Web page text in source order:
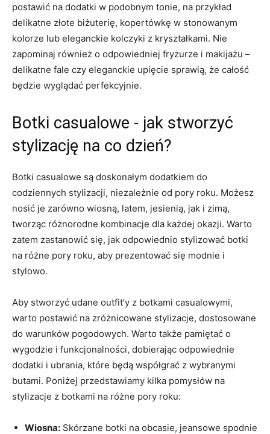
postawić na dodatki w podobnym tonie, na przykład
delikatne złote‌ biżuterię, kopertówkę w stonowanym
⁢kolorze lub eleganckie kolczyki‌ z kryształkami. Nie
zapominaj również o odpowiedniej fryzurze i makijażu –
delikatne fale czy eleganckie upięcie sprawią, że całość
będzie wyglądać perfekcyjnie.
Botki casualowe ⁢- jak ⁢stworzyć ​
stylizację na co⁢ dzień?
Botki casualowe są doskonałym dodatkiem do
codziennych stylizacji, niezależnie od pory roku. Możesz
nosić je⁢ zarówno wiosną, latem,⁢ jesienią, jak i zimą,
tworząc‍ różnorodne kombinacje dla ⁢każdej ⁣okazji. Warto
zatem zastanowić się, jak ⁣odpowiednio stylizować botki
na różne ⁢pory roku, aby prezentować się modnie i
stylowo.
Aby ‌stworzyć udane outfit’y z botkami casualowymi,
‌warto postawić na zróżnicowane stylizacje, dostosowane
do warunków pogodowych. Warto także pamiętać o
⁣wygodzie i funkcjonalności, dobierając odpowiednie
dodatki i ubrania, które ⁢będą współgrać z wybranymi‌
butami. Poniżej przedstawiamy kilka pomysłów na
stylizacje​ z botkami na⁣ różne pory roku:
Wiosna: Skórzane ‍botki na⁤ obcasie, jeansowe ⁢spodnie